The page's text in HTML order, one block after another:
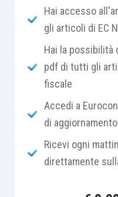
questa
rilevare il
provvedere
oneri di
del costo di
che essa
Hai accesso
gli articoli di EC
Hai la possibilità
pdf di tutti gli
fiscale
Accedi a
di
Ricevi ogni
direttamente